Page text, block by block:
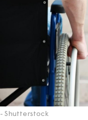
- Shutterstock